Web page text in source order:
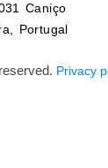
Caniço
Portugal
Privacy